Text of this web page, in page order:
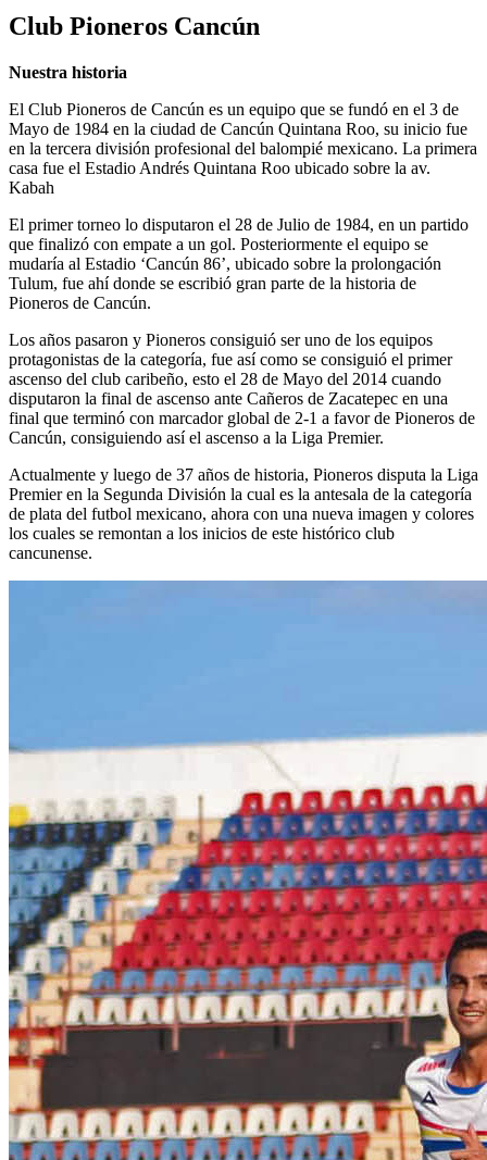
Club Pioneros Cancún
Nuestra historia
El Club Pioneros de Cancún es un equipo que se fundó en el 3 de
Mayo de 1984 en la ciudad de Cancún Quintana Roo, su inicio fue
en la tercera división profesional del balompié mexicano. La primera
casa fue el Estadio Andrés Quintana Roo ubicado sobre la av.
Kabah
El primer torneo lo disputaron el 28 de Julio de 1984, en un partido
que finalizó con empate a un gol. Posteriormente el equipo se
mudaría al Estadio ‘Cancún 86’, ubicado sobre la prolongación
Tulum, fue ahí donde se escribió gran parte de la historia de
Pioneros de Cancún.
Los años pasaron y Pioneros consiguió ser uno de los equipos
protagonistas de la categoría, fue así como se consiguió el primer
ascenso del club caribeño, esto el 28 de Mayo del 2014 cuando
disputaron la final de ascenso ante Cañeros de Zacatepec en una
final que terminó con marcador global de 2-1 a favor de Pioneros de
Cancún, consiguiendo así el ascenso a la Liga Premier.
Actualmente y luego de 37 años de historia, Pioneros disputa la Liga
Premier en la Segunda División la cual es la antesala de la categoría
de plata del futbol mexicano, ahora con una nueva imagen y colores
los cuales se remontan a los inicios de este histórico club
cancunense.